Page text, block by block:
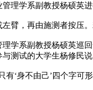
理学系副教授杨硕英
臂，再由施测者按压
理学系副教授杨硕英巡
测试的大学生杨修民
有‘身不由己’四个字